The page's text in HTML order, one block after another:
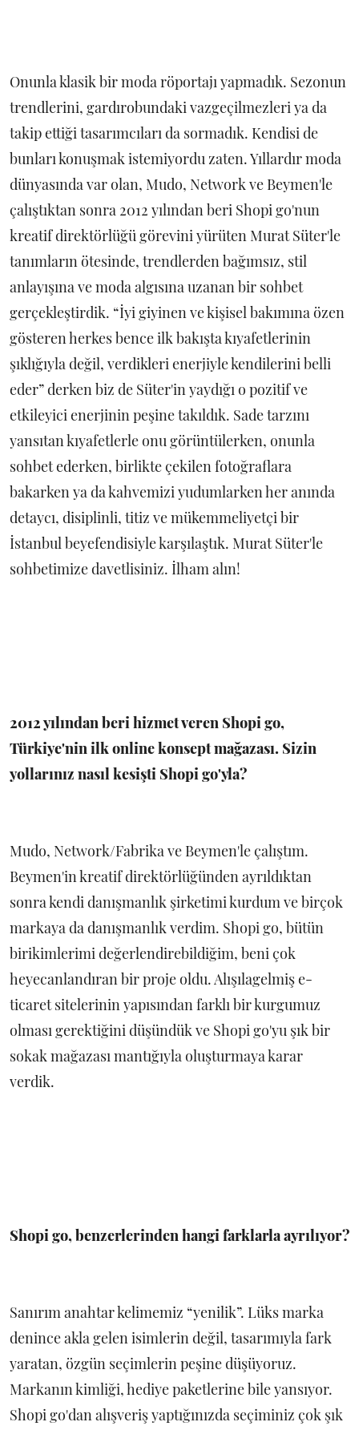
Onunla klasik bir moda röportajı yapmadık. Sezonun
trendlerini, gardırobundaki vazgeçilmezleri ya da
takip ettiği tasarımcıları da sormadık. Kendisi de
bunları konuşmak istemiyordu zaten. Yıllardır moda
dünyasında var olan, Mudo, Network ve Beymen'le
çalıştıktan sonra 2012 yılından beri Shopi go'nun
kreatif direktörlüğü görevini yürüten Murat Süter'le
tanımların ötesinde, trendlerden bağımsız, stil
anlayışına ve moda algısına uzanan bir sohbet
gerçekleştirdik. “İyi giyinen ve kişisel bakımına özen
gösteren herkes bence ilk bakışta kıyafetlerinin
şıklığıyla değil, verdikleri enerjiyle kendilerini belli
eder” derken biz de Süter'in yaydığı o pozitif ve
etkileyici enerjinin peşine takıldık. Sade tarzını
yansıtan kıyafetlerle onu görüntülerken, onunla
sohbet ederken, birlikte çekilen fotoğraflara
bakarken ya da kahvemizi yudumlarken her anında
detaycı, disiplinli, titiz ve mükemmeliyetçi bir
İstanbul beyefendisiyle karşılaştık. Murat Süter'le
sohbetimize davetlisiniz. İlham alın!
2012 yılından beri hizmet veren Shopi go,
Türkiye'nin ilk online konsept mağazası. Sizin
yollarınız nasıl kesişti Shopi go'yla?
Mudo, Network/Fabrika ve Beymen'le çalıştım.
Beymen'in kreatif direktörlüğünden ayrıldıktan
sonra kendi danışmanlık şirketimi kurdum ve birçok
markaya da danışmanlık verdim. Shopi go, bütün
birikimlerimi değerlendirebildiğim, beni çok
heyecanlandıran bir proje oldu. Alışılagelmiş e-
ticaret sitelerinin yapısından farklı bir kurgumuz
olması gerektiğini düşündük ve Shopi go'yu şık bir
sokak mağazası mantığıyla oluşturmaya karar
verdik.
Shopi go, benzerlerinden hangi farklarla ayrılıyor?
Sanırım anahtar kelimemiz “yenilik”. Lüks marka
denince akla gelen isimlerin değil, tasarımıyla fark
yaratan, özgün seçimlerin peşine düşüyoruz.
Markanın kimliği, hediye paketlerine bile yansıyor.
Shopi go'dan alışveriş yaptığınızda seçiminiz çok şık